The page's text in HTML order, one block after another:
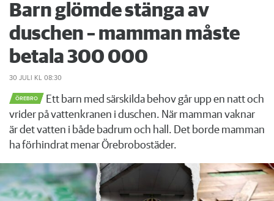
Barn glömde stänga av
duschen – mamman måste
betala 300 000
30 JULI KL 08:30
ÖREBRO
Ett barn med särskilda behov går upp en natt och
vrider på vattenkranen i duschen. När mamman vaknar
är det vatten i både badrum och hall. Det borde mamman
ha förhindrat menar Örebrobostäder.